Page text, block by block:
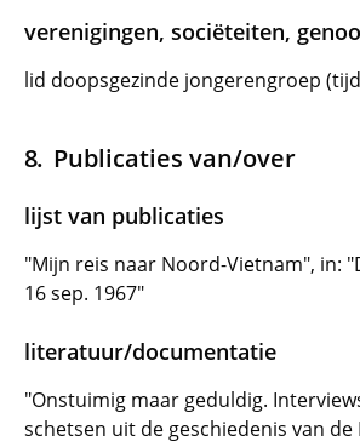
verenigingen, sociëteiten,
lid doopsgezinde jongerengroep
Publicaties van/over
lijst van publicaties
"Mijn reis naar Noord-Vietnam", in:
16 sep. 1967"
literatuur/documentatie
"Onstuimig maar geduldig.
schetsen uit de geschiedenis van de